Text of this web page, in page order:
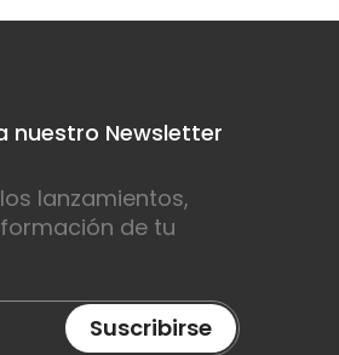
nuestro Newsletter
lanzamientos,
de tu
Suscribirse